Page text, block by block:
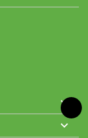

